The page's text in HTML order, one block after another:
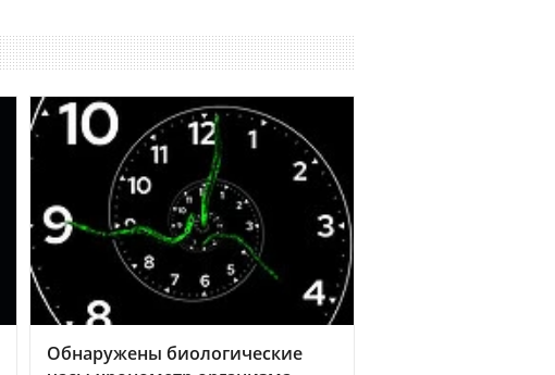
Обнаружены биологические